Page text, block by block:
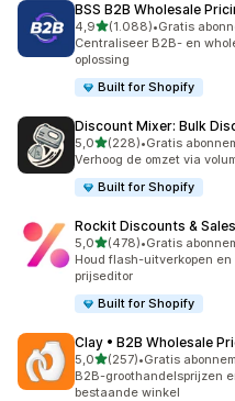
BSS B2B Wholesale
4,9van 5 sterren
(1.088)
1088 recensies in totaal
•Gratis
Centraliseer B2B- en
oplossing
Built for Shopify
Discount Mixer: Bulk
5,0van 5 sterren
(228)
228 recensies in totaal
•Gratis
Verhoog de omzet via
Built for Shopify
Rockit Discounts &
5,0van 5 sterren
(478)
478 recensies in totaal
•Gratis
Houd flash-uitverkopen
prijseditor
Built for Shopify
Clay • B2B Wholesale
5,0van 5 sterren
(257)
257 recensies in totaal
•Gratis
B2B-groothandelsprijzen
bestaande winkel